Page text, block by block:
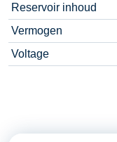
Reservoir inhoud
Vermogen
Voltage